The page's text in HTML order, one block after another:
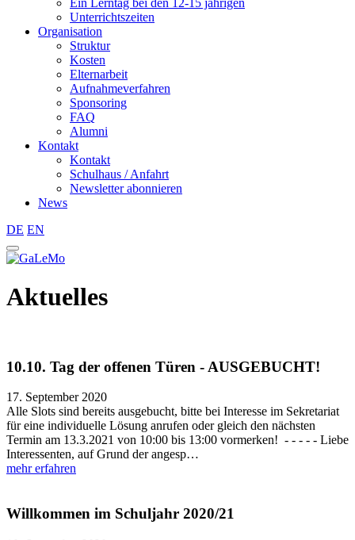
Ein Lerntag bei den 12-15 jährigen
Unterrichtszeiten
Organisation
Struktur
Kosten
Elternarbeit
Aufnahmeverfahren
Sponsoring
FAQ
Alumni
Kontakt
Kontakt
Schulhaus / Anfahrt
Newsletter abonnieren
News
DE EN
Aktuelles
10.10. Tag der offenen Türen - AUSGEBUCHT!
17. September 2020
Alle Slots sind bereits ausgebucht, bitte bei Interesse im Sekretariat
für eine individuelle Lösung anrufen oder gleich den nächsten
Termin am 13.3.2021 von 10:00 bis 13:00 vormerken! - - - - - Liebe
Interessenten, auf Grund der angesp…
mehr erfahren
Willkommen im Schuljahr 2020/21